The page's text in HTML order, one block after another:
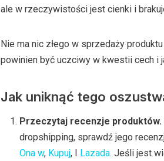
ale w rzeczywistości jest cienki i
Nie ma nic złego w sprzedaży
powinien być uczciwy w kwestii cech i
Jak uniknąć tego
Przeczytaj recenzje produktów.
dropshipping, sprawdź jego
Ona w, Kupuj, I Lazada. Jeśli jest